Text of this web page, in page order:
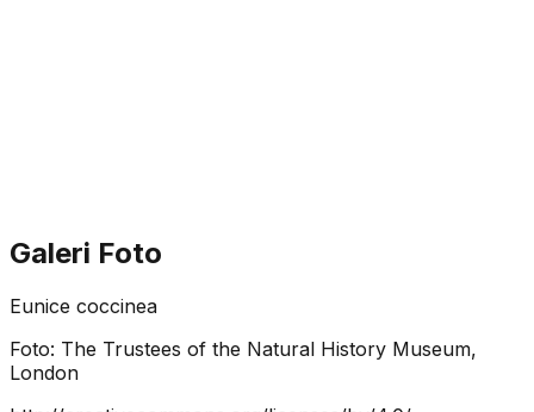
Galeri Foto
Eunice coccinea
Foto: The Trustees of the Natural History Museum,
London